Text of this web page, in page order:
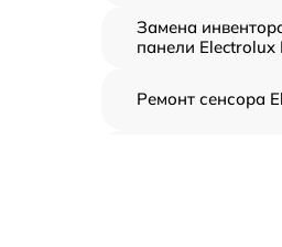
Замена
панели Electrolux
Ремонт сенсора